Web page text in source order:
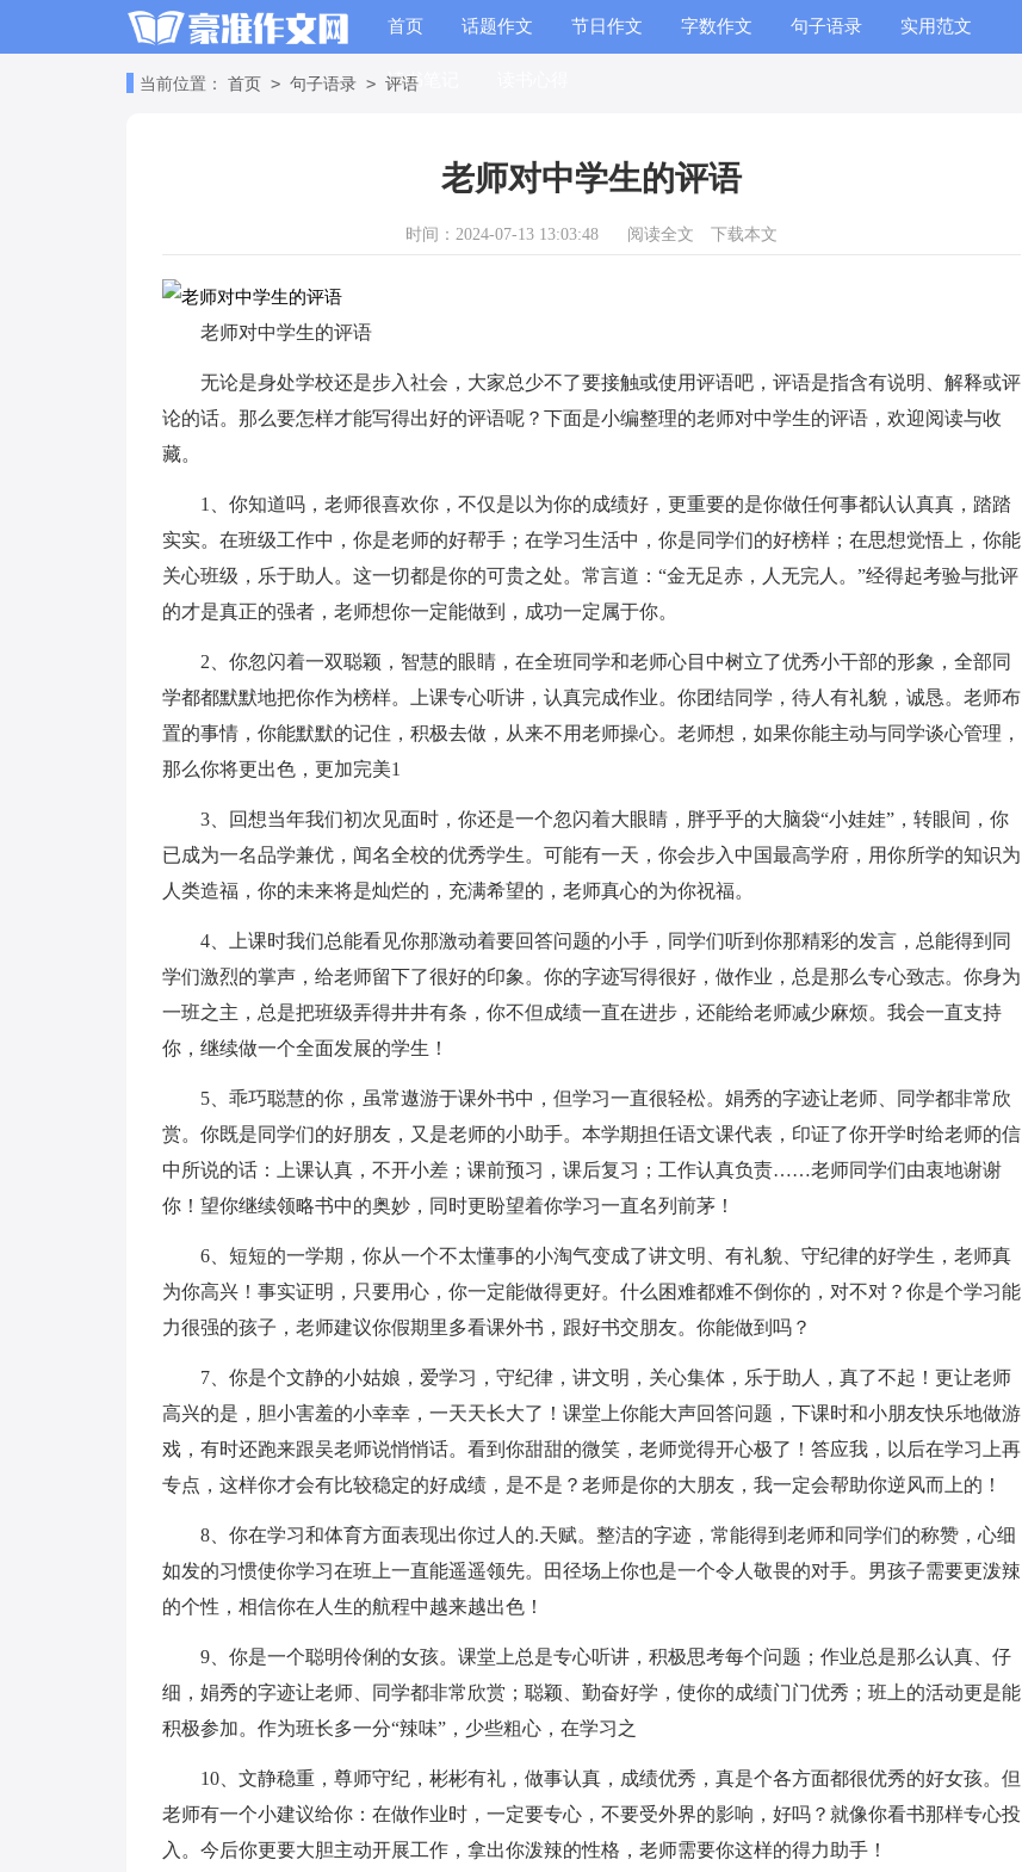
首页 话题作文 节日作文 字数作文 句子语录 实用范文
读书笔记
当前位置： 首页 > 句子语录 > 评语
老师对中学生的评语
时间：2024-07-13 13:03:48 阅读全文 下载本文
老师对中学生的评语
无论是身处学校还是步入社会，大家总少不了要接触或使用评语吧，评语是指含有说明、解释或评
论的话。那么要怎样才能写得出好的评语呢？下面是小编整理的老师对中学生的评语，欢迎阅读与收
藏。
1、你知道吗，老师很喜欢你，不仅是以为你的成绩好，更重要的是你做任何事都认认真真，踏踏
实实。在班级工作中，你是老师的好帮手；在学习生活中，你是同学们的好榜样；在思想觉悟上，你能
关心班级，乐于助人。这一切都是你的可贵之处。常言道：“金无足赤，人无完人。”经得起考验与批评
的才是真正的强者，老师想你一定能做到，成功一定属于你。
2、你忽闪着一双聪颖，智慧的眼睛，在全班同学和老师心目中树立了优秀小干部的形象，全部同
学都都默默地把你作为榜样。上课专心听讲，认真完成作业。你团结同学，待人有礼貌，诚恳。老师布
置的事情，你能默默的记住，积极去做，从来不用老师操心。老师想，如果你能主动与同学谈心管理，
那么你将更出色，更加完美1
3、回想当年我们初次见面时，你还是一个忽闪着大眼睛，胖乎乎的大脑袋“小娃娃”，转眼间，你
已成为一名品学兼优，闻名全校的优秀学生。可能有一天，你会步入中国最高学府，用你所学的知识为
人类造福，你的未来将是灿烂的，充满希望的，老师真心的为你祝福。
4、上课时我们总能看见你那激动着要回答问题的小手，同学们听到你那精彩的发言，总能得到同
学们激烈的掌声，给老师留下了很好的印象。你的字迹写得很好，做作业，总是那么专心致志。你身为
一班之主，总是把班级弄得井井有条，你不但成绩一直在进步，还能给老师减少麻烦。我会一直支持
你，继续做一个全面发展的学生！
5、乖巧聪慧的你，虽常遨游于课外书中，但学习一直很轻松。娟秀的字迹让老师、同学都非常欣
赏。你既是同学们的好朋友，又是老师的小助手。本学期担任语文课代表，印证了你开学时给老师的信
中所说的话：上课认真，不开小差；课前预习，课后复习；工作认真负责……老师同学们由衷地谢谢
你！望你继续领略书中的奥妙，同时更盼望着你学习一直名列前茅！
6、短短的一学期，你从一个不太懂事的小淘气变成了讲文明、有礼貌、守纪律的好学生，老师真
为你高兴！事实证明，只要用心，你一定能做得更好。什么困难都难不倒你的，对不对？你是个学习能
力很强的孩子，老师建议你假期里多看课外书，跟好书交朋友。你能做到吗？
7、你是个文静的小姑娘，爱学习，守纪律，讲文明，关心集体，乐于助人，真了不起！更让老师
高兴的是，胆小害羞的小幸幸，一天天长大了！课堂上你能大声回答问题，下课时和小朋友快乐地做游
戏，有时还跑来跟吴老师说悄悄话。看到你甜甜的微笑，老师觉得开心极了！答应我，以后在学习上再
专点，这样你才会有比较稳定的好成绩，是不是？老师是你的大朋友，我一定会帮助你逆风而上的！
8、你在学习和体育方面表现出你过人的.天赋。整洁的字迹，常能得到老师和同学们的称赞，心细
如发的习惯使你学习在班上一直能遥遥领先。田径场上你也是一个令人敬畏的对手。男孩子需要更泼辣
的个性，相信你在人生的航程中越来越出色！
9、你是一个聪明伶俐的女孩。课堂上总是专心听讲，积极思考每个问题；作业总是那么认真、仔
细，娟秀的字迹让老师、同学都非常欣赏；聪颖、勤奋好学，使你的成绩门门优秀；班上的活动更是能
积极参加。作为班长多一分“辣味”，少些粗心，在学习之
10、文静稳重，尊师守纪，彬彬有礼，做事认真，成绩优秀，真是个各方面都很优秀的好女孩。但
老师有一个小建议给你：在做作业时，一定要专心，不要受外界的影响，好吗？就像你看书那样专心投
入。今后你更要大胆主动开展工作，拿出你泼辣的性格，老师需要你这样的得力助手！